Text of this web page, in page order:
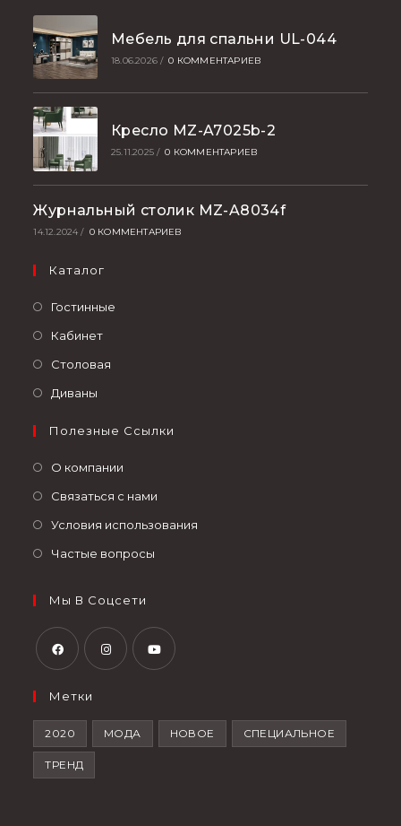
Мебель для спальни UL-044
18.06.2026 / 0 КОММЕНТАРИЕВ
Кресло MZ-A7025b-2
25.11.2025 / 0 КОММЕНТАРИЕВ
Журнальный столик MZ-A8034f
14.12.2024 / 0 КОММЕНТАРИЕВ
Каталог
Гостинные
Кабинет
Столовая
Диваны
Полезные Ссылки
О компании
Связаться с нами
Условия использования
Частые вопросы
Мы В Соцсети
Метки
2020 МОДА НОВОЕ СПЕЦИАЛЬНОЕ
ТРЕНД